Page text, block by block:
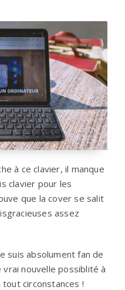
à ce clavier, il manque
clavier pour les
que la cover se salit
assez
suis absolument fan de
nouvelle possiblité à
circonstances !